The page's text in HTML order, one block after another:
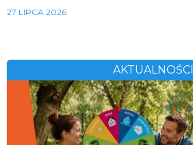
27 LIPCA 2026
AKTUALNOŚCI